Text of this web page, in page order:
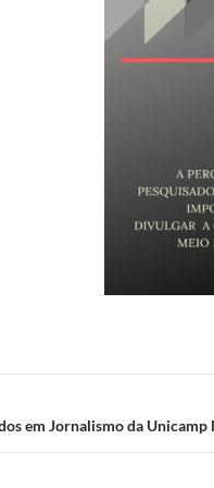
em Jornalismo da